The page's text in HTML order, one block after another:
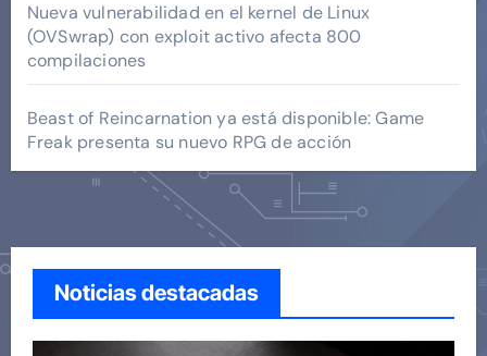
Nueva vulnerabilidad en el kernel de Linux
(OVSwrap) con exploit activo afecta 800
compilaciones
Beast of Reincarnation ya está disponible: Game
Freak presenta su nuevo RPG de acción
Noticias destacadas